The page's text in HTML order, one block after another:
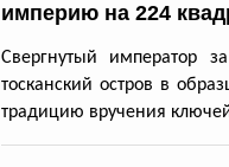
империю на 224
Свергнутый император
тосканский остров в
традицию вручения